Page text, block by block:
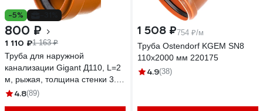
-5%
800 ₽
1 110 ₽1 163 ₽
Труба для наружной
канализации Gigant Д110, L=2
м, рыжая, толщина стенки 3.4
мм, класс жесткости SN 4
4.8(89)
1 508 ₽754 ₽/м
Труба Ostendorf KGEM SN8
110x2000 мм 220175
4.9(38)